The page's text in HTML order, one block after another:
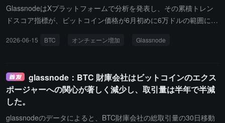
GlassnodeはXプラットフォームで分析を発表し、その累積トレン
ドスコア指標が、ビットコイン価格が6月初めに6万ドルの範囲に下
始めたことを示していると指摘しました。この指標は、保有規模と
近いほど継続的な配布を示します。
2026-06-15 BTC オンチェーン増加 Glassnode
glassnode：BTC 財庫会社はビットコインのエクス
ポージャーへの関心が著しく減少し、取引量は半年で半減
した。
glassnodeのデータによると、BTC財庫会社の総取引量の30日移動